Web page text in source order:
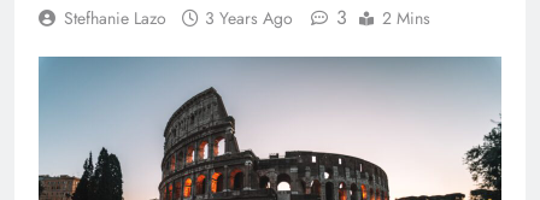
Stefhanie Lazo 3 Years Ago 3 2 Mins